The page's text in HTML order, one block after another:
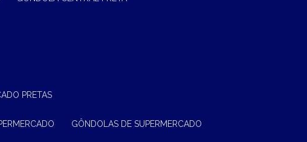
PRETAS
GÔNDOLAS DE SUPERMERCADO